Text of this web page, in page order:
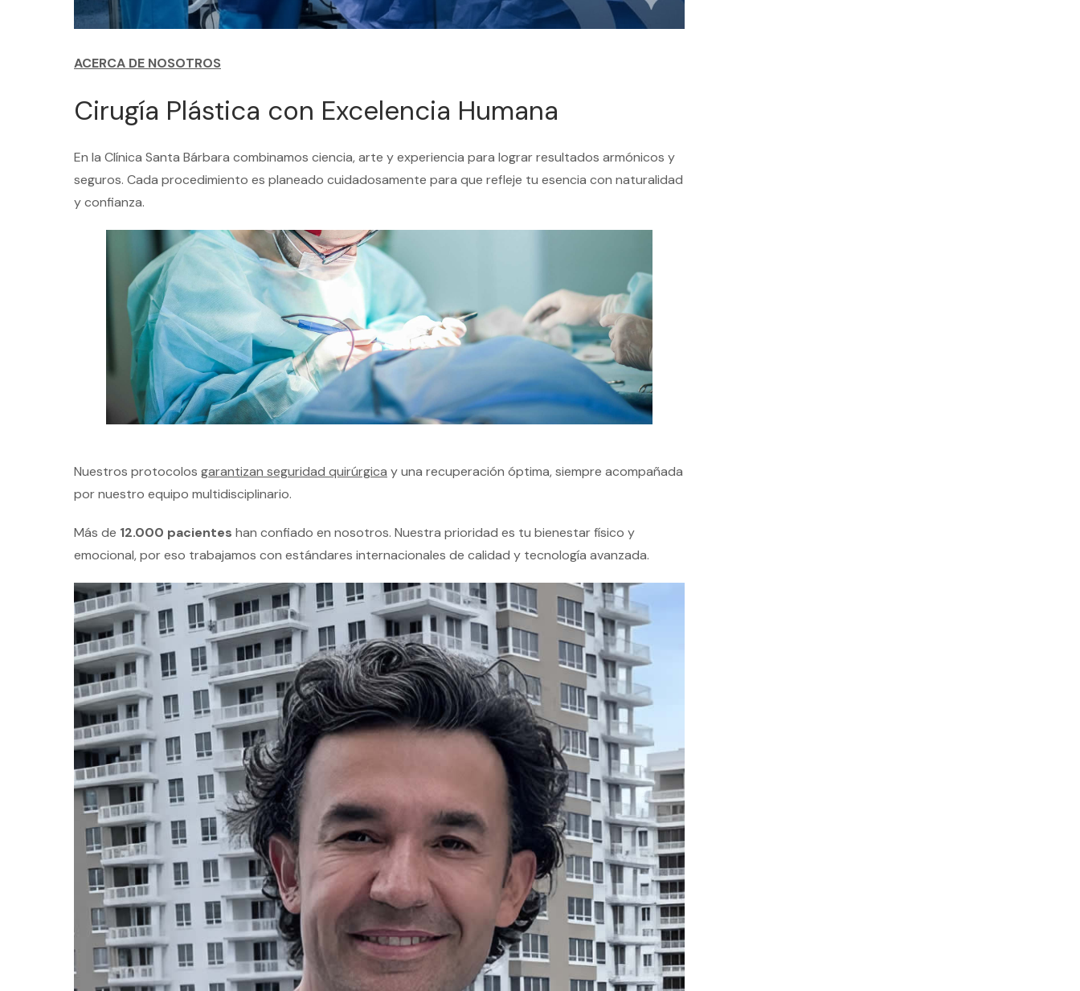
ACERCA DE NOSOTROS
Cirugía Plástica con Excelencia Humana
En la Clínica Santa Bárbara combinamos ciencia, arte y experiencia para lograr resultados armónicos y
seguros. Cada procedimiento es planeado cuidadosamente para que refleje tu esencia con naturalidad
y confianza.
Nuestros protocolos garantizan seguridad quirúrgica y una recuperación óptima, siempre acompañada
por nuestro equipo multidisciplinario.
Más de 12.000 pacientes han confiado en nosotros. Nuestra prioridad es tu bienestar físico y
emocional, por eso trabajamos con estándares internacionales de calidad y tecnología avanzada.